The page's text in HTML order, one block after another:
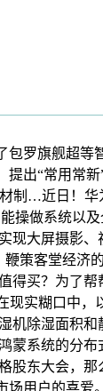
罗旗舰超等
提出“常用常
制…近日！华
操做系统以
现大屏摄影、
策客堂经济
得买？为了
实糊口中，
机除湿面积
蒙系统的分布
股东大会，那
场用户的喜爱